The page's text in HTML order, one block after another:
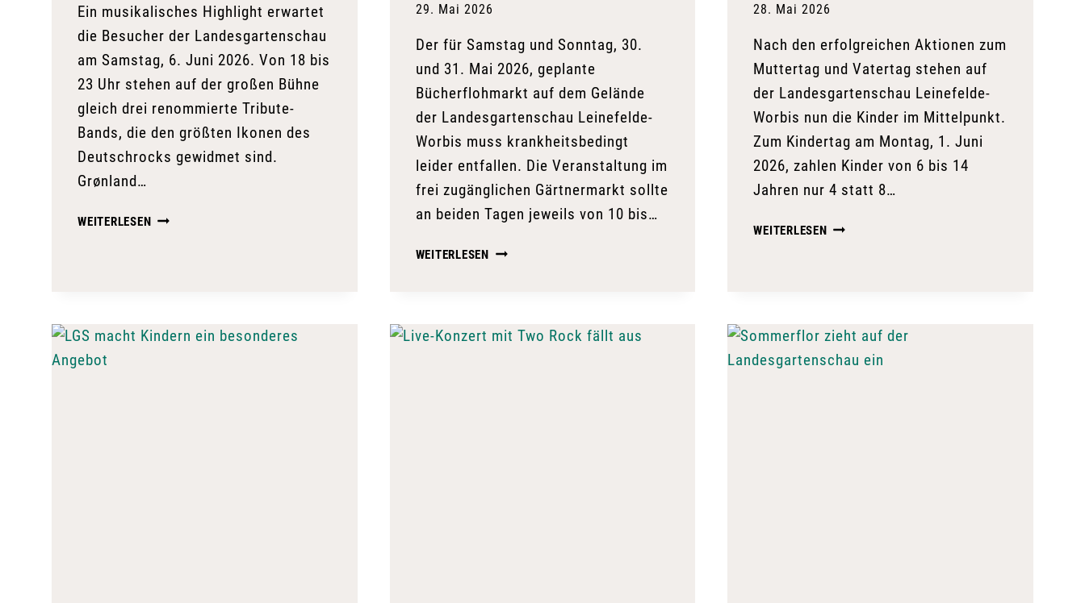
Ein musikalisches Highlight erwartet
die Besucher der Landesgartenschau
am Samstag, 6. Juni 2026. Von 18 bis
23 Uhr stehen auf der großen Bühne
gleich drei renommierte Tribute-
Bands, die den größten Ikonen des
Deutschrocks gewidmet sind.
Grønland…
WEITERLESENDREI
29. Mai 2026
Der für Samstag und Sonntag, 30.
und 31. Mai 2026, geplante
Bücherflohmarkt auf dem Gelände
der Landesgartenschau Leinefelde-
Worbis muss krankheitsbedingt
leider entfallen. Die Veranstaltung im
frei zugänglichen Gärtnermarkt sollte
an beiden Tagen jeweils von 10 bis…
WEITERLESEN BÜCHERFLOHMARKT
ABGESAGT
28. Mai 2026
Nach den erfolgreichen Aktionen zum
Muttertag und Vatertag stehen auf
der Landesgartenschau Leinefelde-
Worbis nun die Kinder im Mittelpunkt.
Zum Kindertag am Montag, 1. Juni
2026, zahlen Kinder von 6 bis 14
Jahren nur 4 statt 8…
WEITERLESENKINDERTAG
UND
BUNTES